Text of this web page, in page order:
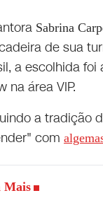
Sabrina
de sua
a escolhida
na área VIP.
a tradição
com
Mais